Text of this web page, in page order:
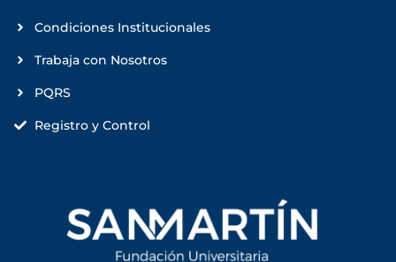
Condiciones Institucionales
Trabaja con Nosotros
PQRS
Registro y Control